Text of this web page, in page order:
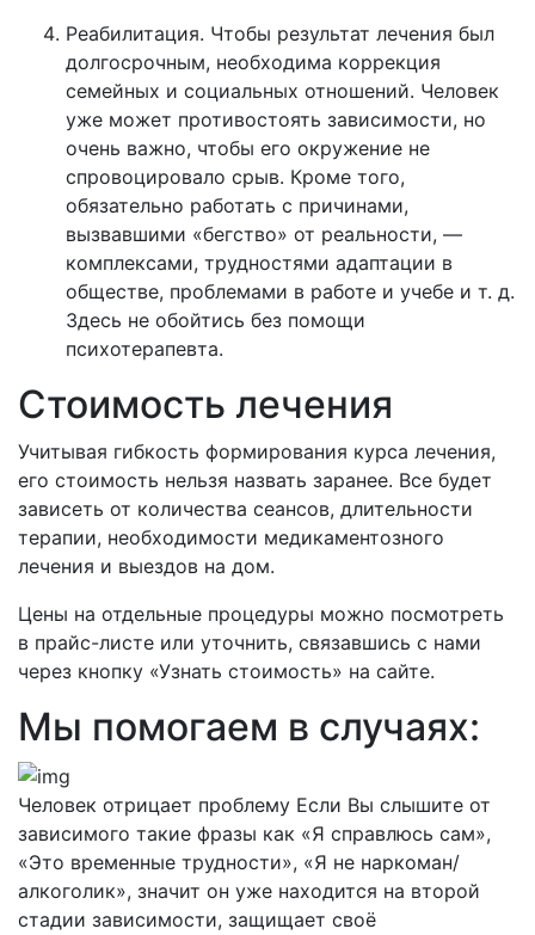
Реабилитация. Чтобы результат лечения был
долгосрочным, необходима коррекция
семейных и социальных отношений. Человек
уже может противостоять зависимости, но
очень важно, чтобы его окружение не
спровоцировало срыв. Кроме того,
обязательно работать с причинами,
вызвавшими «бегство» от реальности, —
комплексами, трудностями адаптации в
обществе, проблемами в работе и учебе и т. д.
Здесь не обойтись без помощи
психотерапевта.
Стоимость лечения
Учитывая гибкость формирования курса лечения,
его стоимость нельзя назвать заранее. Все будет
зависеть от количества сеансов, длительности
терапии, необходимости медикаментозного
лечения и выездов на дом.
Цены на отдельные процедуры можно посмотреть
в прайс-листе или уточнить, связавшись с нами
через кнопку «Узнать стоимость» на сайте.
Мы помогаем в случаях:
Человек отрицает проблему Если Вы слышите от
зависимого такие фразы как «Я справлюсь сам»,
«Это временные трудности», «Я не наркоман/
алкоголик», значит он уже находится на второй
стадии зависимости, защищает своё